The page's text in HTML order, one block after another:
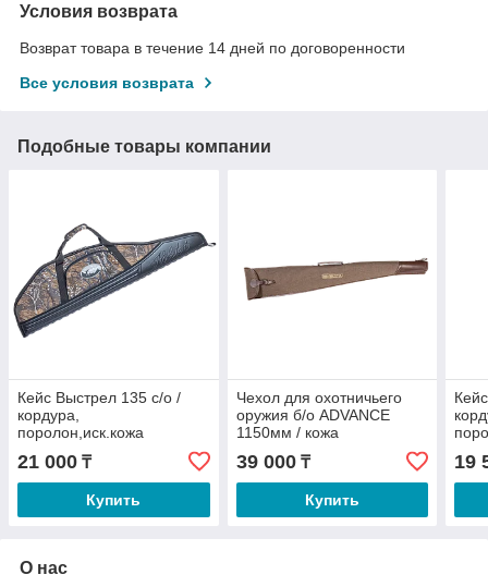
Условия возврата
Возврат товара в течение 14 дней по договоренности
Все условия возврата
Подобные товары компании
Кейс Выстрел 135 с/о /
кордура,
поролон,иск.кожа
21 000 ₸
Купить
Чехол для охотничьего
оружия б/о ADVANCE
1150мм / кожа
39 000₸
Купить
19
О нас